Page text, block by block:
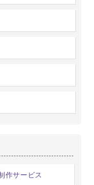
作サービス